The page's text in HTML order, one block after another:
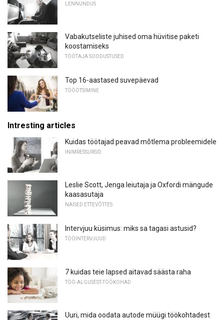
LENNUNDUS
Vabakutseliste juhised oma hüvitise paketi
koostamiseks
TÖÖTAJA SOODUSTUSED
Top 16-aastased suvepäevad
TÖÖOTSIMINE
Intresting articles
Kuidas töötajad peavad mõtlema probleemidele
INIMRESSURSID
Leslie Scott, Jenga leiutaja ja Oxfordi mängude
kaasasutaja
NAISED ETTEVÕTTES
Intervjuu küsimus: miks sa tagasi astusid?
TÖÖINTERVJUUD
7 kuidas teie lapsed aitavad säästa raha
TÖÖ-ALGUSEST-TÖÖKOHAD
Uuri, mida oodata autode müügi töökohtadest